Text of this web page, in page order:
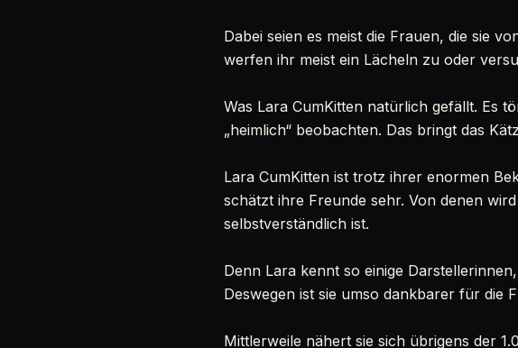
Dabei seien es meist die Frauen, die sie
werfen ihr meist ein Lächeln zu oder
Was Lara CumKitten natürlich gefällt. Es
„heimlich“ beobachten. Das bringt das
Lara CumKitten ist trotz ihrer enormen
schätzt ihre Freunde sehr. Von denen
selbstverständlich ist.
Denn Lara kennt so einige
Deswegen ist sie umso dankbarer für die
Mittlerweile nähert sie sich übrigens der